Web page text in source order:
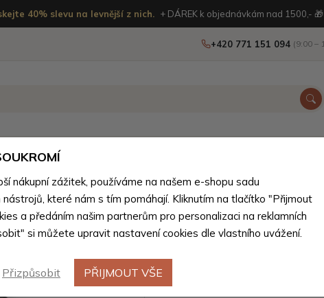
40% slevu na levnější z nich. + DÁREK k objednávkám nad 1500,- 🎁
+420 771 151 094 (9:00 –
kůže pro muže > Peněženky pro muže z přírodní pravé kůže
Černá pánská
peněženka
Barevné varianty
nákupní zážitek, používáme na našem e-shopu sadu
které nám s tím pomáhají. Kliknutím na tlačítko "Přijmout
a předáním našim partnerům pro personalizaci na reklamních
si můžete upravit nastavení cookies dle vlastního uvážení.
Přizpůsobit PŘIJMOUT VŠE